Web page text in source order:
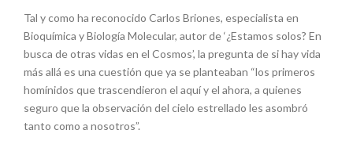
Tal y como ha reconocido Carlos Briones, especialista en
Bioquímica y Biología Molecular, autor de ‘¿Estamos solos? En
busca de otras vidas en el Cosmos’, la pregunta de si hay vida
más allá es una cuestión que ya se planteaban “los primeros
homínidos que trascendieron el aquí y el ahora, a quienes
seguro que la observación del cielo estrellado les asombró
tanto como a nosotros”.